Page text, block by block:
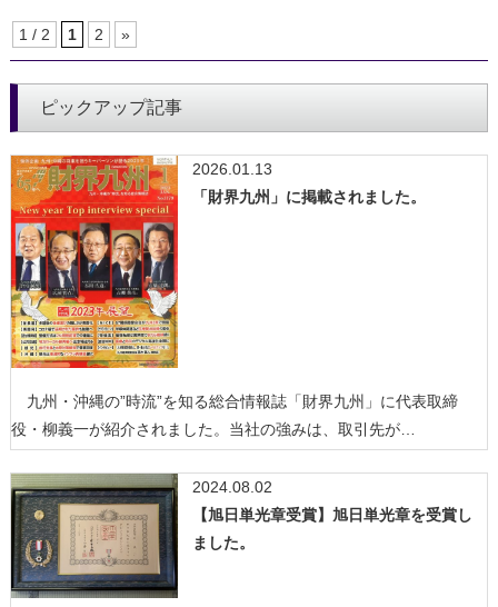
1 / 2 1 2 »
ピックアップ記事
2026.01.13
「財界九州」に掲載されました。
九州・沖縄の”時流”を知る総合情報誌「財界九州」に代表取締
役・柳義一が紹介されました。当社の強みは、取引先が…
2024.08.02
【旭日単光章受賞】旭日単光章を受賞し
ました。